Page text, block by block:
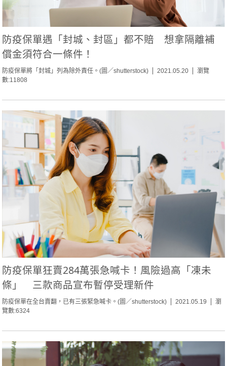
防疫保單遇「封城、封區」都不賠 想拿隔離補
償金須符合一條件！
防疫保單將「封城」列為除外責任。(圖／shutterstock) 2021.05.20
瀏覽
數:11808
防疫保單狂賣284萬張急喊卡！風險過高「凍未
條」 三款商品宣布暫停受理新件
防疫保單在全台賣翻，已有三張緊急喊卡。(圖／shutterstock) 2021.05.19
瀏
覽數:6324